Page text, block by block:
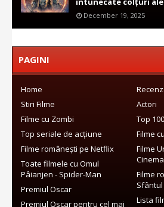
December 19, 2025
PAGINI
Home
Stiri Filme
Actori
Filme cu Zombi
Top
Top seriale de acțiune
Filme
Filme românești pe Netflix
Filme
Toate filmele cu Omul
Pâianjen - Spider-Man
Filme
Premiul Oscar
Lista
Premiul Oscar pentru cel mai